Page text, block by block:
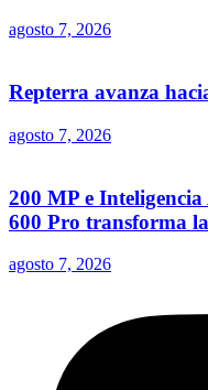
agosto 7, 2026
Repterra avanza
agosto 7, 2026
200 MP e
600 Pro transforma
agosto 7, 2026